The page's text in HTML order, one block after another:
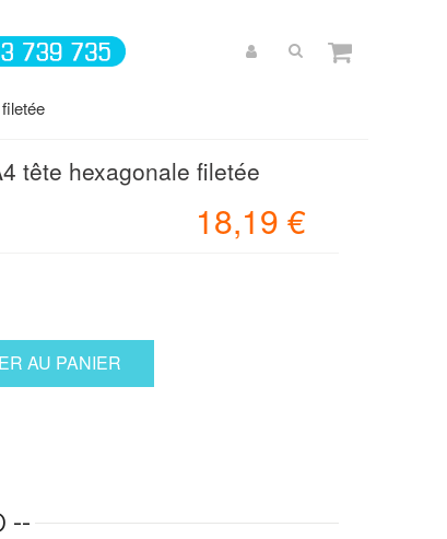
tête hexagonale filetée
18,19 €
AU PANIER
--